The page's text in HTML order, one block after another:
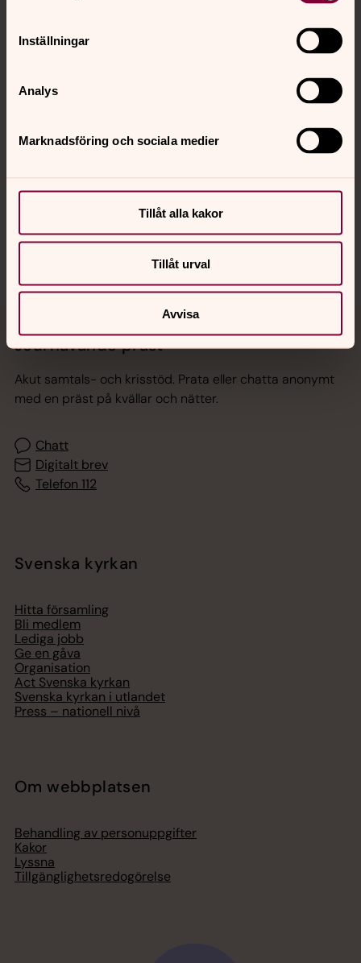
Inställningar
Analys
Marknadsföring och sociala medier
Tillåt alla kakor
Tillåt urval
Avvisa
Kontakt
Kalender
Jourhavande präst
Akut samtals- och krisstöd. Prata eller chatta anonymt
med en präst på kvällar och nätter.
Chatt
Digitalt brev
Telefon 112
Svenska kyrkan
Hitta församling
Bli medlem
Lediga jobb
Ge en gåva
Organisation
Act Svenska kyrkan
Svenska kyrkan i utlandet
Press – nationell nivå
Om webbplatsen
Behandling av personuppgifter
Kakor
Lyssna
Tillgänglighetsredogörelse